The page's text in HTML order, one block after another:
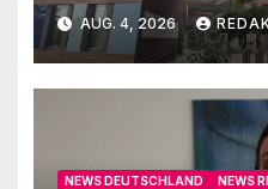
AUG. 4, 2026
NEWS DEUTSCHLAND NEWS